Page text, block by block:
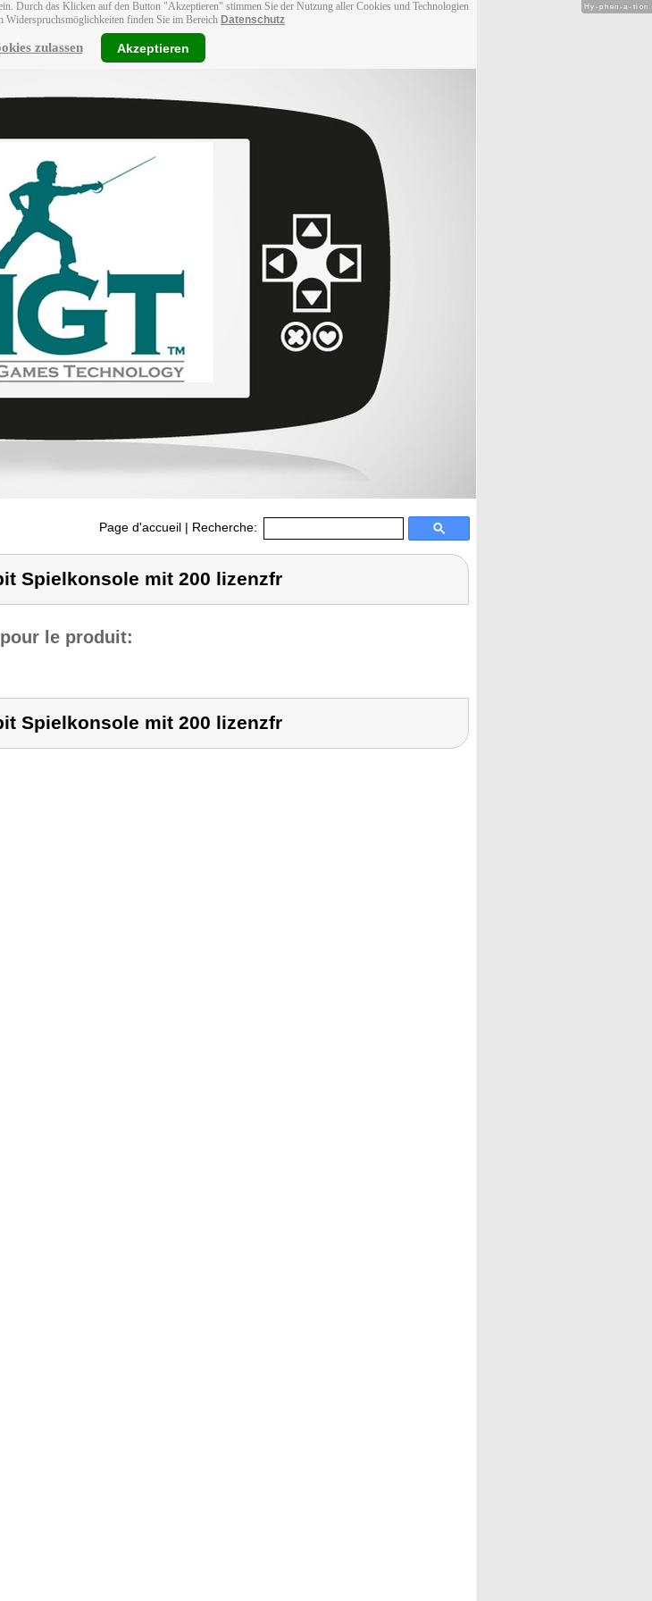
Durch das Klicken auf den Button "Akzeptieren" stimmen Sie der Nutzung aller Cookies und Technologien
finden Sie im Bereich Datenschutz
zulassen Akzeptieren
Page d'accueil | Recherche:
Spielkonsole mit 200 lizenzfr
le produit:
Spielkonsole mit 200 lizenzfr
Hy-phen-a-tion